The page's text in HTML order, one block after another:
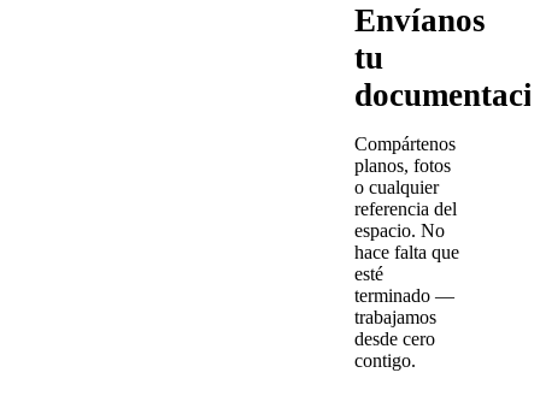
Envíanos
tu
Compártenos
planos, fotos
o cualquier
referencia del
espacio. No
hace falta que
esté
terminado —
trabajamos
desde cero
contigo.